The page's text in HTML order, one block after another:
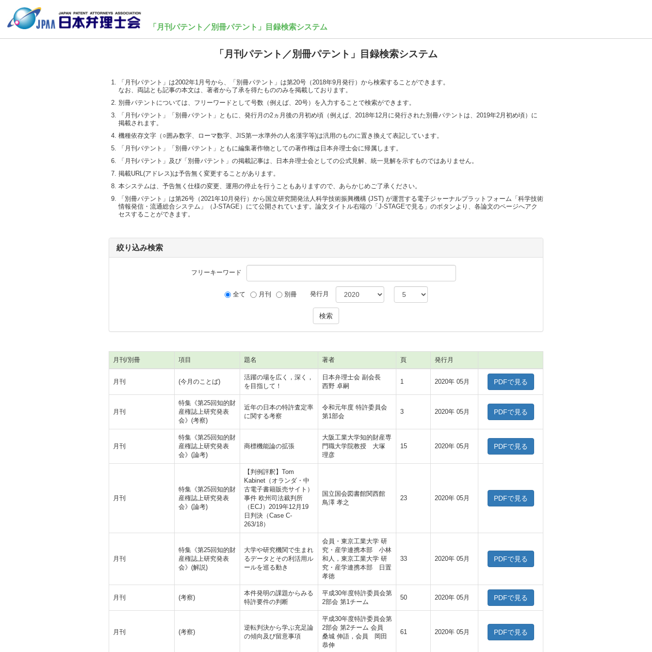
「月刊パテント／別冊パテント」目録検索システム
「月刊パテント／別冊パテント」目録検索システム
「月刊パテント」は2002年1月号から、「別冊パテント」は第20号（2018年9月発行）から検索することができます。
なお、両誌とも記事の本文は、著者から了承を得たもののみを掲載しております。
別冊パテントについては、フリーワードとして号数（例えば、20号）を入力することで検索ができます。
「月刊パテント」「別冊パテント」ともに、発行月の2ヵ月後の月初め頃（例えば、2018年12月に発行された別冊パテントは、2019年2月初め頃）に
掲載されます。
機種依存文字（○囲み数字、ローマ数字、JIS第一水準外の人名漢字等)は汎用のものに置き換えて表記しています。
「月刊パテント」「別冊パテント」ともに編集著作物としての著作権は日本弁理士会に帰属します。
「月刊パテント」及び「別冊パテント」の掲載記事は、日本弁理士会としての公式見解、統一見解を示すものではありません。
掲載URL(アドレス)は予告無く変更することがあります。
本システムは、予告無く仕様の変更、運用の停止を行うこともありますので、あらかじめご了承ください。
「別冊パテント」は第26号（2021年10月発行）から国立研究開発法人科学技術振興機構 (JST) が運営する電子ジャーナルプラットフォーム「科学技術
情報発信・流通総合システム」（J-STAGE）にて公開されています。論文タイトル右端の「J-STAGEで見る」のボタンより、各論文のページへアク
セスすることができます。
絞り込み検索
フリーキーワード
全て 月刊 別冊 発行月
月刊/別冊 項目 題名 著者 頁 発行月
月刊 (今月のことば)
活躍の場を広く，深く，
を目指して！
日本弁理士会 副会長
西野 卓嗣
1 2020年 05月 PDFで見る
月刊
特集《第25回知的財
産権誌上研究発表
会》(考察)
近年の日本の特許査定率
に関する考察
令和元年度 特許委員会
第1部会
3 2020年 05月 PDFで見る
月刊
特集《第25回知的財
産権誌上研究発表
会》(論考)
商標機能論の拡張
大阪工業大学知的財産専
門職大学院教授 大塚
理彦
15 2020年 05月 PDFで見る
月刊
特集《第25回知的財
産権誌上研究発表
会》(論考)
【判例評釈】Tom
Kabinet（オランダ・中
古電子書籍販売サイト）
事件 欧州司法裁判所
（ECJ）2019年12月19
日判決（Case C-
263/18）
国立国会図書館関西館
鳥澤 孝之
23 2020年 05月 PDFで見る
月刊
特集《第25回知的財
産権誌上研究発表
会》(解説)
大学や研究機関で生まれ
るデータとその利活用ル
ールを巡る動き
会員・東京工業大学 研
究・産学連携本部 小林
和人，東京工業大学 研
究・産学連携本部 日置
孝徳
33 2020年 05月 PDFで見る
月刊 (考察)
本件発明の課題からみる
特許要件の判断
平成30年度特許委員会第
2部会 第1チーム
50 2020年 05月 PDFで見る
月刊 (考察)
逆転判決から学ぶ充足論
の傾向及び留意事項
平成30年度特許委員会第
2部会 第2チーム 会員
桑城 伸語，会員 岡田
恭伸
61 2020年 05月 PDFで見る